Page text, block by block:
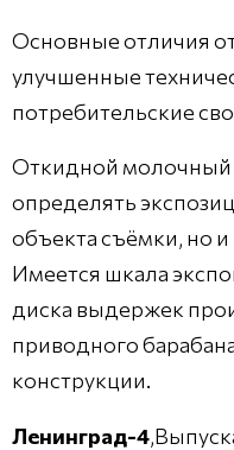
Основные отличия
улучшенные
потребительские
Откидной молочный
определять
объекта съёмки, но
Имеется шкала
диска выдержек
приводного
конструкции.
Ленинград-4